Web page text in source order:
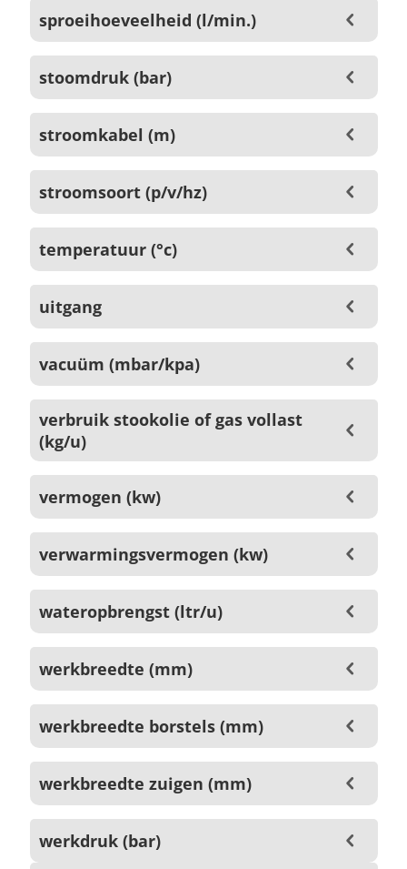
sproeihoeveelheid (l/min.)
stoomdruk (bar)
stroomkabel (m)
stroomsoort (p/v/hz)
temperatuur (°c)
uitgang
vacuüm (mbar/kpa)
verbruik stookolie of gas vollast
(kg/u)
vermogen (kw)
verwarmingsvermogen (kw)
wateropbrengst (ltr/u)
werkbreedte (mm)
werkbreedte borstels (mm)
werkbreedte zuigen (mm)
werkdruk (bar)